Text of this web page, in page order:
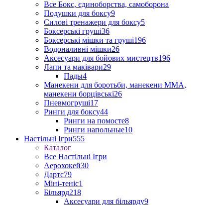
Все Бокс, єдиноборства, самоборона
Подушки для боксу9
Силові тренажери для боксу5
Боксерські груші36
Боксерські мішки та груші196
Водоналивні мішки26
Аксесуари для бойових мистецтв196
Лапи та маківари29
Пады4
Манекени для боротьби, манекени ММА,
манекени борцівські26
Пневмогруші17
Ринги для боксу44
Ринги на помосте8
Ринги напольные10
Настільні Ігри555
Каталог
Все Настільні Ігри
Аерохокей30
Дартс79
Міні-теніс1
Більярд218
Аксесуари для більярду9